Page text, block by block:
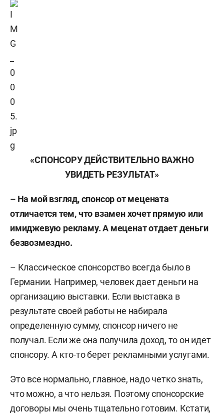
«СПОНСОРУ ДЕЙСТВИТЕЛЬНО ВАЖНО
УВИДЕТЬ РЕЗУЛЬТАТ»
– На мой взгляд, спонсор от мецената
отличается тем, что взамен хочет прямую или
имиджевую рекламу. А меценат отдает деньги
безвозмездно.
– Классическое спонсорство всегда было в
Германии. Например, человек дает деньги на
организацию выставки. Если выставка в
результате своей работы не набирала
определенную сумму, спонсор ничего не
получал. Если же она получила доход, то он идет
спонсору. А кто-то берет рекламными услугами.
Это все нормально, главное, надо четко знать,
что можно, а что нельзя. Поэтому спонсорские
договоры мы очень тщательно готовим. Кстати,